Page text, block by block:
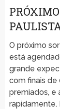
O próximo
está
grande
com finais de
premiados, e
rapidamente.